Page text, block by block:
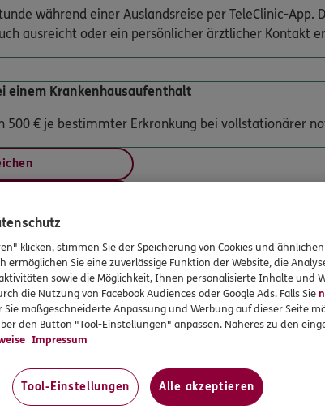
während einer Auslandsreise per TeleClinic-
ausreicht oder ein persönlicher ärztlicher Kontakt
einem Krankenhausaufenthalt
500 € je bestimmter Erkrankung bei vollstationärer
wen lohnt sich die DKV
Sie echte Fälle, in denen die DKV ihren
Ärztliche
klicken, stimmen Sie der Speicherung von Cookies und
ermöglichen Sie eine zuverlässige Funktion der Website, die
sowie die Möglichkeit, Ihnen personalisierte Inhalte und
die Nutzung von Facebook Audiences oder Google Ads. Falls Sie
maßgeschneiderte Anpassung und Werbung auf dieser Seite
den Button "Tool-Einstellungen" anpassen. Näheres zu den
Impressum
Tool-Einstellungen Alle akzeptieren